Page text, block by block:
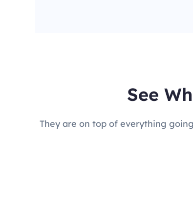
See
They are on top of everything